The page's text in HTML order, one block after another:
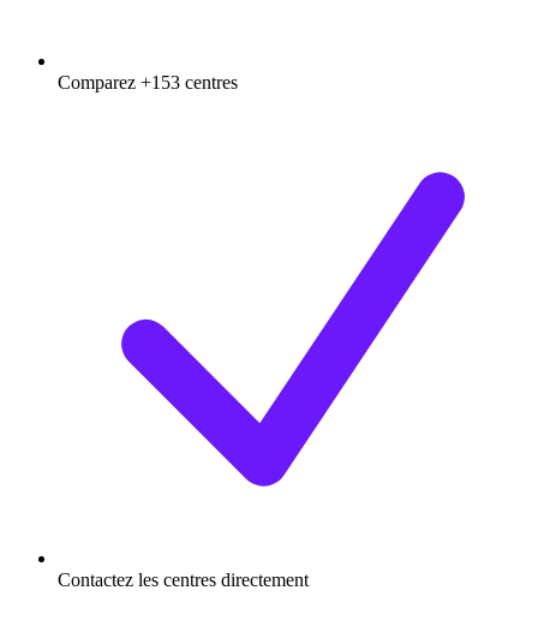
Comparez +153 centres
Contactez les centres directement